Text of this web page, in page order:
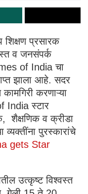
शिक्षण प्रसारक
व जनसंपर्क
of India चा
झाला आहे. सदर
करणाऱ्या
India स्टार
शैक्षणिक व क्रीडा
व्यक्तींना पुरस्कारांचे
gets Star
उत्कृष्ट विश्वस्त